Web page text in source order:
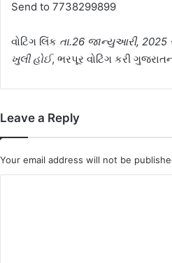
Send to 7738299899
વોટિંગ લિંક તા.26 જાન્યુઆરી, 2025
ખુલી હોઈ, ભરપૂર વોટિંગ કરી
Leave a Reply
Your email address will not be